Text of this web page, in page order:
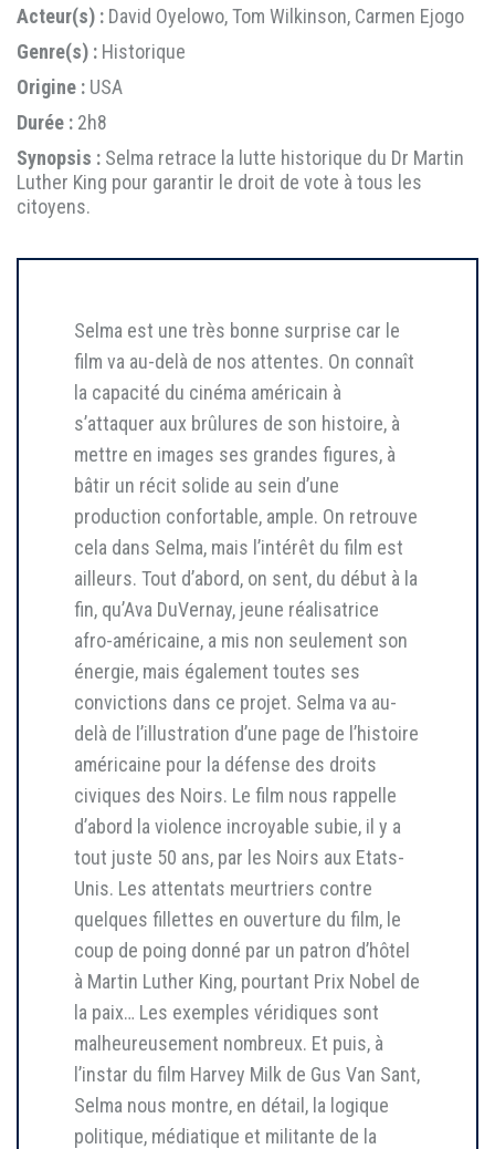
Acteur(s) : David Oyelowo, Tom Wilkinson, Carmen Ejogo
Genre(s) : Historique
Origine : USA
Durée : 2h8
Synopsis : Selma retrace la lutte historique du Dr Martin
Luther King pour garantir le droit de vote à tous les
citoyens.
Selma est une très bonne surprise car le
film va au-delà de nos attentes. On connaît
la capacité du cinéma américain à
s’attaquer aux brûlures de son histoire, à
mettre en images ses grandes figures, à
bâtir un récit solide au sein d’une
production confortable, ample. On retrouve
cela dans Selma, mais l’intérêt du film est
ailleurs. Tout d’abord, on sent, du début à la
fin, qu’Ava DuVernay, jeune réalisatrice
afro-américaine, a mis non seulement son
énergie, mais également toutes ses
convictions dans ce projet. Selma va au-
delà de l’illustration d’une page de l’histoire
américaine pour la défense des droits
civiques des Noirs. Le film nous rappelle
d’abord la violence incroyable subie, il y a
tout juste 50 ans, par les Noirs aux Etats-
Unis. Les attentats meurtriers contre
quelques fillettes en ouverture du film, le
coup de poing donné par un patron d’hôtel
à Martin Luther King, pourtant Prix Nobel de
la paix… Les exemples véridiques sont
malheureusement nombreux. Et puis, à
l’instar du film Harvey Milk de Gus Van Sant,
Selma nous montre, en détail, la logique
politique, médiatique et militante de la